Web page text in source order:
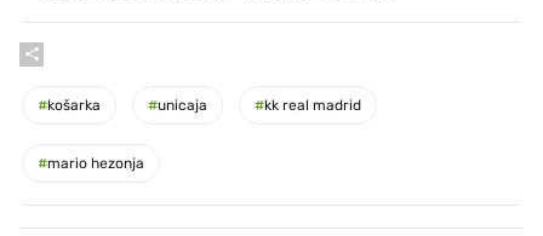
#košarka #unicaja #kk real madrid
#mario hezonja